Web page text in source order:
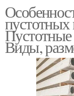
пустотных
Виды,